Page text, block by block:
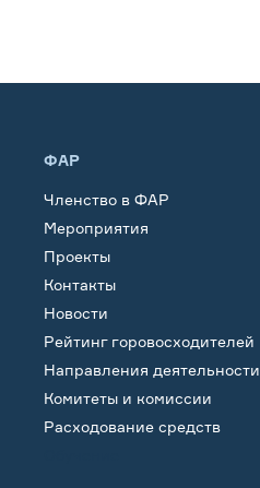
ФАР
Членство в ФАР
Мероприятия
Проекты
Контакты
Новости
Рейтинг горовосходителей
Направления деятельности
Комитеты и комиссии
Расходование средств